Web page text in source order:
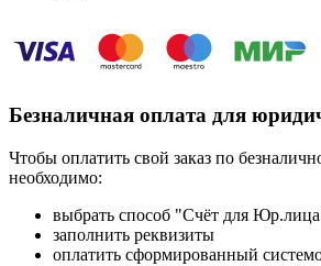
Безналичная оплата для
Чтобы оплатить свой заказ по
необходимо:
выбрать способ "Счёт для
заполнить реквизиты
оплатить сформированный